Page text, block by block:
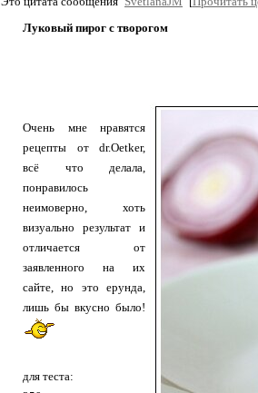
Луковый пирог с творогом
Очень мне нравятся
рецепты от dr.Oetker,
всё что делала,
понравилось
неимоверно, хоть
визуально результат и
отличается от
заявленного на их
сайте, но это ерунда,
лишь бы вкусно было!
для теста: